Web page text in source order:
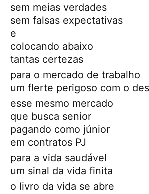
sem meias verdades
sem falsas expectativas
e
colocando abaixo
tantas certezas
para o mercado de trabalho
um flerte perigoso com o
esse mesmo mercado
que busca senior
pagando como júnior
em contratos PJ
para a vida saudável
um sinal da vida finita
o livro da vida se abre